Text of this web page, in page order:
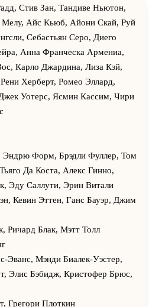
Стив Зан, Тандиве Ньютон,
Айс Кьюб, Айони Скай, Руй
Себастьян Серо, Диего
Анна Франческа Армениа,
Карло Джардина, Лиза Кэй,
Херберт, Ромео Эллард,
Уотерс, Ясмин Кассим, Чири
Эндрю Форм, Брэдли Фуллер, Том
Да Коста, Алекс Гинно,
Эду Саллути, Эрин Витали
Кевин Эттен, Ганс Бауэр, Джим
Ричард Блак, Мэтт Толл
Эванс, Мэнди Биалек-Уэстер,
Элис Бэбидж, Кристофер Брюс,
Грегори Плоткин